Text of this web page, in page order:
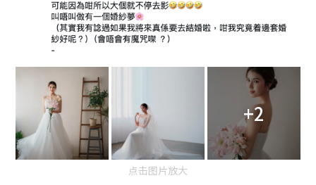
+2
点击图片放大